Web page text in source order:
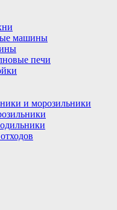
машины
печи
и морозильники